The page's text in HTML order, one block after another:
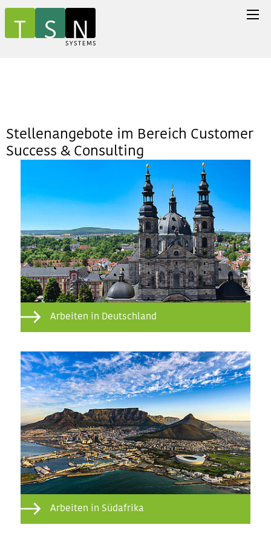
Stellenangebote im Bereich Customer
Success & Consulting
Arbeiten in Deutschland
Arbeiten in Südafrika